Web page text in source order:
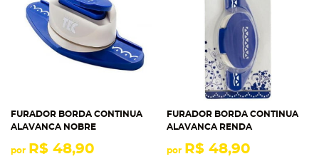
FURADOR BORDA CONTINUA
ALAVANCA NOBRE
por R$ 48,90
FURADOR BORDA CONTINUA
ALAVANCA RENDA
por R$ 48,90